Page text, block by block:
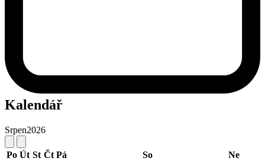
Kalendář
Srpen2026
Po Út St Čt Pá So
Ne